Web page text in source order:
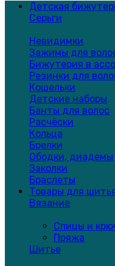
Детская
Серьги
Невидимки
Зажимы для
Бижутерия в
Резинки для
Кошельки
Детские наборы
Банты для волос
Расчёски
Кольца
Брелки
Ободки, диадемы
Заколки
Браслеты
Товары для
Вязание
Спицы и
Пряжа
Шитье